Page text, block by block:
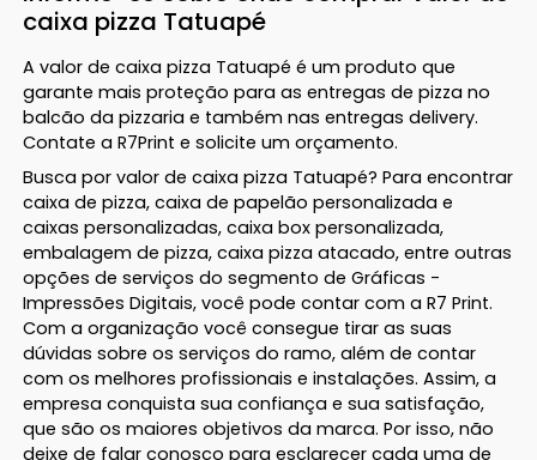
caixa pizza Tatuapé
A valor de caixa pizza Tatuapé é um produto que
garante mais proteção para as entregas de pizza no
balcão da pizzaria e também nas entregas delivery.
Contate a R7Print e solicite um orçamento.
Busca por valor de caixa pizza Tatuapé? Para encontrar
caixa de pizza, caixa de papelão personalizada e
caixas personalizadas, caixa box personalizada,
embalagem de pizza, caixa pizza atacado, entre outras
opções de serviços do segmento de Gráficas -
Impressões Digitais, você pode contar com a R7 Print.
Com a organização você consegue tirar as suas
dúvidas sobre os serviços do ramo, além de contar
com os melhores profissionais e instalações. Assim, a
empresa conquista sua confiança e sua satisfação,
que são os maiores objetivos da marca. Por isso, não
deixe de falar conosco para esclarecer cada uma de